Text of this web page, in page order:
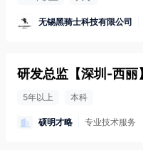
无锡黑骑士科技有限公司
研发总监 【深圳-西丽】
5年以上 本科
硕明才略 专业技术服务